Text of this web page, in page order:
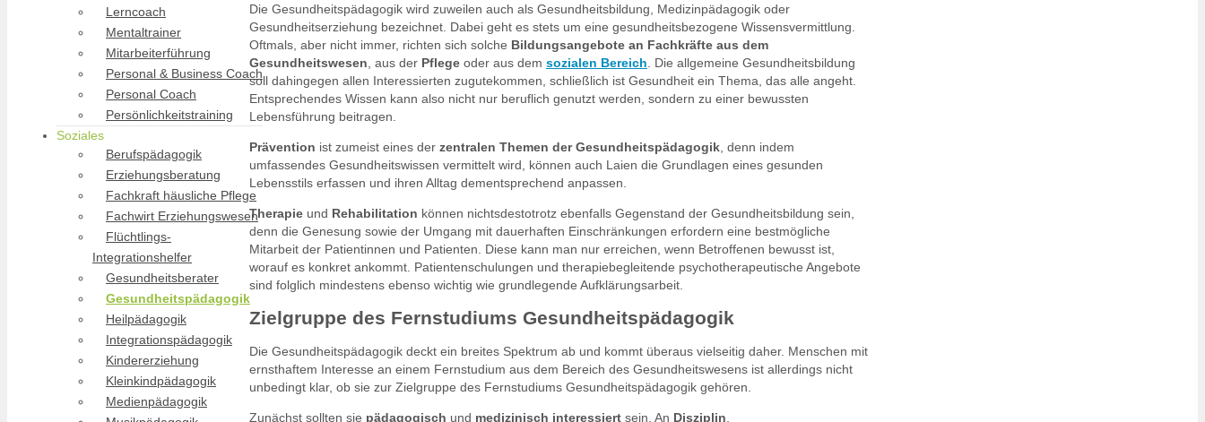
Die Gesundheitspädagogik wird zuweilen auch als Gesundheitsbildung, Medizinpädagogik oder
Gesundheitserziehung bezeichnet. Dabei geht es stets um eine gesundheitsbezogene Wissensvermittlung.
Oftmals, aber nicht immer, richten sich solche Bildungsangebote an Fachkräfte aus dem
Gesundheitswesen , aus der Pflege oder aus dem sozialen Bereich . Die allgemeine Gesundheitsbildung
soll dahingegen allen Interessierten zugutekommen, schließlich ist Gesundheit ein Thema, das alle angeht.
Entsprechendes Wissen kann also nicht nur beruflich genutzt werden, sondern zu einer bewussten
Lebensführung beitragen.
Prävention ist zumeist eines der zentralen Themen der Gesundheitspädagogik , denn indem
umfassendes Gesundheitswissen vermittelt wird, können auch Laien die Grundlagen eines gesunden
Lebensstils erfassen und ihren Alltag dementsprechend anpassen.
Therapie und Rehabilitation können nichtsdestotrotz ebenfalls Gegenstand der Gesundheitsbildung sein,
denn die Genesung sowie der Umgang mit dauerhaften Einschränkungen erfordern eine bestmögliche
Mitarbeit der Patientinnen und Patienten. Diese kann man nur erreichen, wenn Betroffenen bewusst ist,
worauf es konkret ankommt. Patientenschulungen und therapiebegleitende psychotherapeutische Angebote
sind folglich mindestens ebenso wichtig wie grundlegende Aufklärungsarbeit.
Zielgruppe des Fernstudiums Gesundheitspädagogik
Die Gesundheitspädagogik deckt ein breites Spektrum ab und kommt überaus vielseitig daher. Menschen mit
ernsthaftem Interesse an einem Fernstudium aus dem Bereich des Gesundheitswesens ist allerdings nicht
unbedingt klar, ob sie zur Zielgruppe des Fernstudiums Gesundheitspädagogik gehören.
Zunächst sollten sie pädagogisch und medizinisch interessiert sein. An Disziplin,
Lerncoach
Mentaltrainer
Mitarbeiterführung
Personal & Business Coach
Personal Coach
Persönlichkeitstraining
Soziales
Berufspädagogik
Erziehungsberatung
Fachkraft häusliche Pflege
Fachwirt Erziehungswesen
Flüchtlings-
Integrationshelfer
Gesundheitsberater
Gesundheitspädagogik
Heilpädagogik
Integrationspädagogik
Kindererziehung
Kleinkindpädagogik
Medienpädagogik